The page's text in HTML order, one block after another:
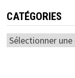
CATÉGORIES
Catégories